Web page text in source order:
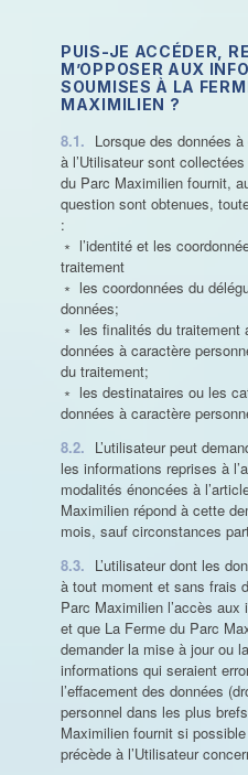
PUIS-JE ACCÉDER,
M’OPPOSER AUX
SOUMISES À LA
MAXIMILIEN ?
8.1. Lorsque des données
à l’Utilisateur sont
du Parc Maximilien fournit,
question sont obtenues,
:
﹡ l’identité et les
traitement
﹡ les coordonnées du
données;
﹡ les finalités du
données à caractère
du traitement;
﹡ les destinataires ou les
données à caractère
8.2. L’utilisateur peut
les informations reprises à
modalités énoncées à
Maximilien répond à cette
mois, sauf circonstances
8.3. L’utilisateur dont les
à tout moment et sans frais
Parc Maximilien l’accès
et que La Ferme du Parc
demander la mise à jour ou
informations qui seraient
l’effacement des données
personnel dans les plus
Maximilien fournit si
précède à l’Utilisateur